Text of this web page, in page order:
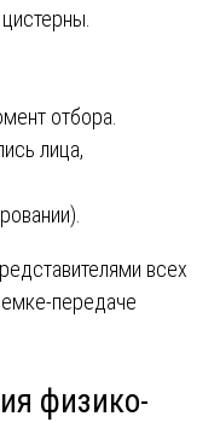
отбора.
лица,
всех
передаче
физико-